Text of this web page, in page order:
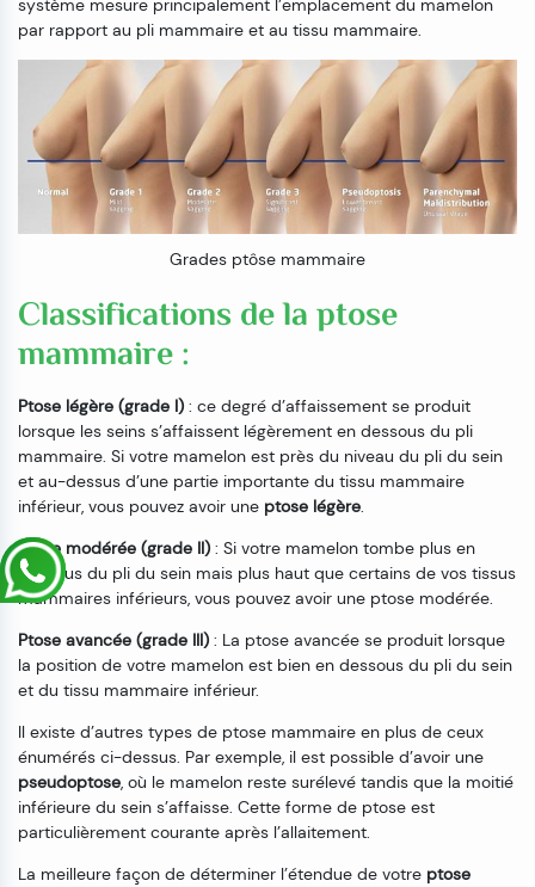
système mesure principalement l’emplacement du mamelon
par rapport au pli mammaire et au tissu mammaire.
Grades ptôse mammaire
Classifications de la ptose
mammaire :
Ptose légère (grade I) : ce degré d’affaissement se produit
lorsque les seins s’affaissent légèrement en dessous du pli
mammaire. Si votre mamelon est près du niveau du pli du sein
et au-dessus d’une partie importante du tissu mammaire
inférieur, vous pouvez avoir une ptose légère.
Ptose modérée (grade II) : Si votre mamelon tombe plus en
dessous du pli du sein mais plus haut que certains de vos tissus
mammaires inférieurs, vous pouvez avoir une ptose modérée.
Ptose avancée (grade III) : La ptose avancée se produit lorsque
la position de votre mamelon est bien en dessous du pli du sein
et du tissu mammaire inférieur.
Il existe d’autres types de ptose mammaire en plus de ceux
énumérés ci-dessus. Par exemple, il est possible d’avoir une
pseudoptose, où le mamelon reste surélevé tandis que la moitié
inférieure du sein s’affaisse. Cette forme de ptose est
particulièrement courante après l’allaitement.
La meilleure façon de déterminer l’étendue de votre ptose